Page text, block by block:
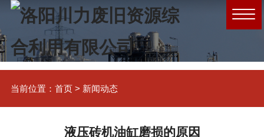
当前位置： 首页> 新闻动态
液压砖机油缸磨损的原因